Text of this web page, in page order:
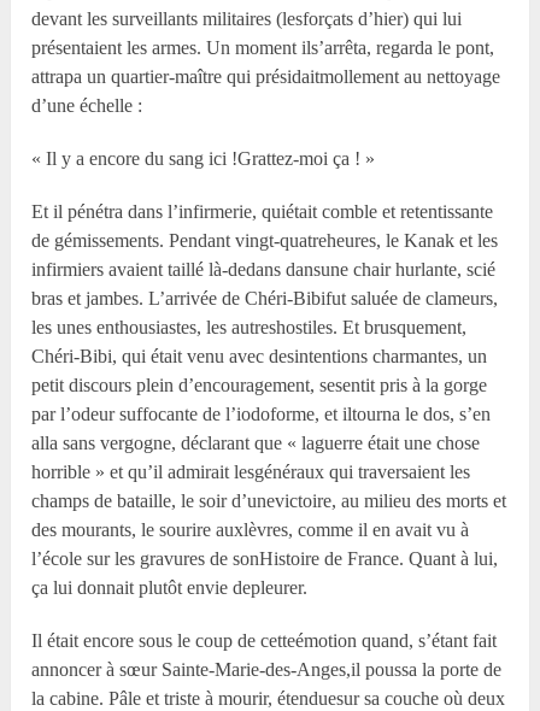
devant les surveillants militaires (lesforçats d’hier) qui lui
présentaient les armes. Un moment ils’arrêta, regarda le pont,
attrapa un quartier-maître qui présidaitmollement au nettoyage
d’une échelle :
« Il y a encore du sang ici !Grattez-moi ça ! »
Et il pénétra dans l’infirmerie, quiétait comble et retentissante
de gémissements. Pendant vingt-quatreheures, le Kanak et les
infirmiers avaient taillé là-dedans dansune chair hurlante, scié
bras et jambes. L’arrivée de Chéri-Bibifut saluée de clameurs,
les unes enthousiastes, les autreshostiles. Et brusquement,
Chéri-Bibi, qui était venu avec desintentions charmantes, un
petit discours plein d’encouragement, sesentit pris à la gorge
par l’odeur suffocante de l’iodoforme, et iltourna le dos, s’en
alla sans vergogne, déclarant que « laguerre était une chose
horrible » et qu’il admirait lesgénéraux qui traversaient les
champs de bataille, le soir d’unevictoire, au milieu des morts et
des mourants, le sourire auxlèvres, comme il en avait vu à
l’école sur les gravures de sonHistoire de France. Quant à lui,
ça lui donnait plutôt envie depleurer.
Il était encore sous le coup de cetteémotion quand, s’étant fait
annoncer à sœur Sainte-Marie-des-Anges,il poussa la porte de
la cabine. Pâle et triste à mourir, étenduesur sa couche où deux